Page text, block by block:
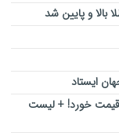
بالا و پایین شد
ایستاد‌
۳۷ میلیون تومان قیمت خورد! + لیست